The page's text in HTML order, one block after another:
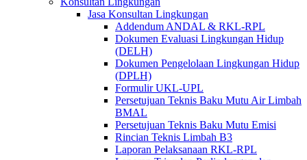
Jasa Konsultan Lingkungan
Addendum ANDAL & RKL-RPL
Dokumen Evaluasi Lingkungan Hidup
(DELH)
Dokumen Pengelolaan Lingkungan Hidup
(DPLH)
Formulir UKL-UPL
Persetujuan Teknis Baku Mutu Air Limbah
BMAL
Persetujuan Teknis Baku Mutu Emisi
Rincian Teknis Limbah B3
Laporan Pelaksanaan RKL-RPL